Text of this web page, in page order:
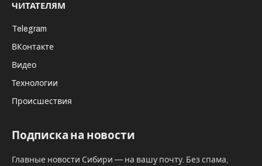
ЧИТАТЕЛЯМ
Telegram
ВКонтакте
Видео
Технологии
Происшествия
Подписка на новости
Главные новости Сибири — на вашу почту. Без спама,